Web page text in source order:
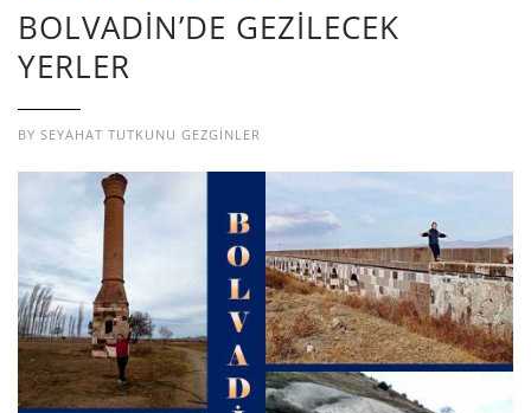
BOLVADİN’DE GEZİLECEK
YERLER
BY SEYAHAT TUTKUNU GEZGINLER